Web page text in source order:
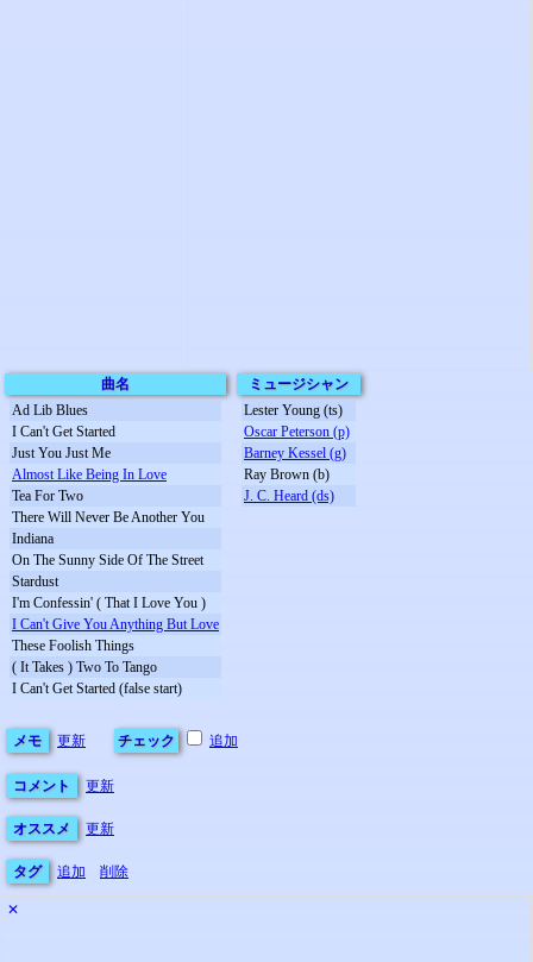
曲名
Ad Lib Blues
I Can't Get Started
Just You Just Me
Almost Like Being In Love
Tea For Two
There Will Never Be Another You
Indiana
On The Sunny Side Of The Street
Stardust
I'm Confessin' ( That I Love You )
I Can't Give You Anything But Love
These Foolish Things
( It Takes ) Two To Tango
I Can't Get Started (false start)
ミュージシャン
Lester Young (ts)
Oscar Peterson (p)
Barney Kessel (g)
Ray Brown (b)
J. C. Heard (ds)
メモ 更新 チェック 追加
コメント 更新
オススメ 更新
タグ 追加 削除
✕